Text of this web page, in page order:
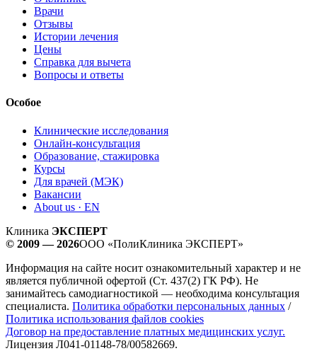
Врачи
Отзывы
Истории лечения
Цены
Справка для вычета
Вопросы и ответы
Особое
Клинические исследования
Онлайн-консультация
Образование, стажировка
Курсы
Для врачей (МЭК)
Вакансии
About us · EN
Клиника ЭКСПЕРТ
© 2009 — 2026ООО «ПолиКлиника ЭКСПЕРТ»
Информация на сайте носит ознакомительный характер и не
является публичной офертой (Ст. 437(2) ГК РФ). Не
занимайтесь самодиагностикой — необходима консультация
специалиста. Политика обработки персональных данных /
Политика использования файлов cookies
Договор на предоставление платных медицинских услуг.
Лицензия Л041-01148-78/00582669.